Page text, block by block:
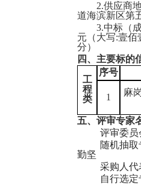
电白县沙琅镇河口经济联合社光伏发电设备采购
2.供应商
道海滨新区第
3.中标（
元（大写:壹佰
分）
四、主要标的
工
程
类
序号
1
麻
五、评审专家
评审委员
随机抽取
勤坚
采购人代
自行选定